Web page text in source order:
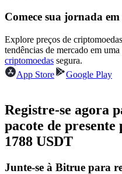
Torne-se um Trader de
Desfrute da partilha de
Informação
Comece sua jornada
Explore preços de
tendências de mercado em uma
criptomoedas segura.
App Store
Google Play
Registre-se agora
pacote de presente
1788 USDT
Junte-se à Bitrue para